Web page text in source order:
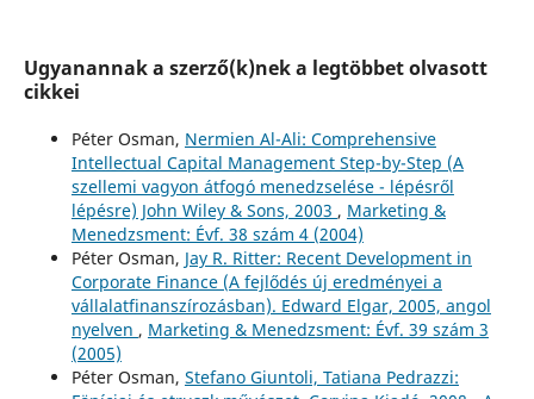
Ugyanannak a szerző(k)nek a legtöbbet olvasott
cikkei
Péter Osman, Nermien Al-Ali: Comprehensive
Intellectual Capital Management Step-by-Step (A
szellemi vagyon átfogó menedzselése - lépésről
lépésre) John Wiley & Sons, 2003 , Marketing &
Menedzsment: Évf. 38 szám 4 (2004)
Péter Osman, Jay R. Ritter: Recent Development in
Corporate Finance (A fejlődés új eredményei a
vállalatfinanszírozásban). Edward Elgar, 2005, angol
nyelven , Marketing & Menedzsment: Évf. 39 szám 3
(2005)
Péter Osman, Stefano Giuntoli, Tatiana Pedrazzi: